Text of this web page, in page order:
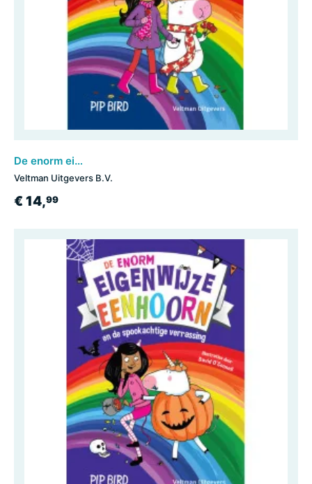
De enorm eigenwijze eenhoorn en het vuurwerkfestival
Veltman Uitgevers B.V.
€ 14,99